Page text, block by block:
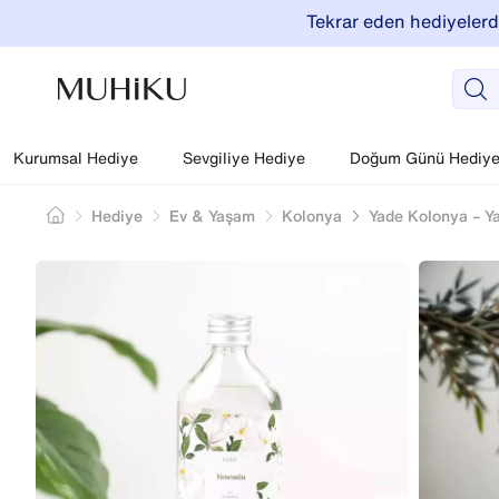
Tekrar eden
Kurumsal Hediye Sevgiliye Hediye Doğum Günü
Hediye Ev & Yaşam Kolonya Yade Kolonya –